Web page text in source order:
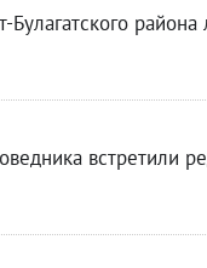
района
встретили